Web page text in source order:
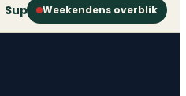
Superliga 1. Division 2.
Weekendens overblik